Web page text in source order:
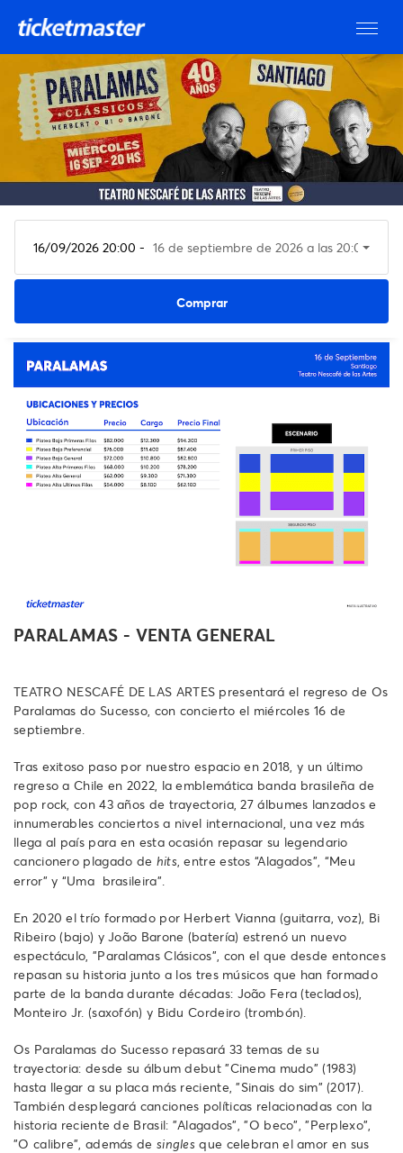
16/09/2026 20:00 - 16 de septiembre de 2026 a las 20:00
Ver entradas
PARALAMAS - VENTA GENERAL
TEATRO NESCAFÉ DE LAS ARTES presentará el regreso de Os
Paralamas do Sucesso, con concierto el miércoles 16 de
septiembre.
Tras exitoso paso por nuestro espacio en 2018, y un último
regreso a Chile en 2022, la emblemática banda brasileña de
pop rock, con 43 años de trayectoria, 27 álbumes lanzados e
innumerables conciertos a nivel internacional, una vez más
llega al país para en esta ocasión repasar su legendario
cancionero plagado de hits , entre estos “Alagados”, “Meu
error” y “Uma brasileira”.
En 2020 el trío formado por Herbert Vianna (guitarra, voz), Bi
Ribeiro (bajo) y João Barone (batería) estrenó un nuevo
espectáculo, "Paralamas Clásicos", con el que desde entonces
repasan su historia junto a los tres músicos que han formado
parte de la banda durante décadas: João Fera (teclados),
Monteiro Jr. (saxofón) y Bidu Cordeiro (trombón).
Os Paralamas do Sucesso repasará 33 temas de su
trayectoria: desde su álbum debut "Cinema mudo" (1983)
hasta llegar a su placa más reciente, "Sinais do sim" (2017).
También desplegará canciones políticas relacionadas con la
historia reciente de Brasil: "Alagados", "O beco", "Perplexo",
"O calibre", además de singles que celebran el amor en sus